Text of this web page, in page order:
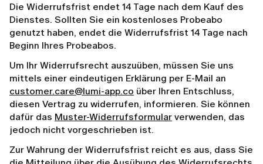
Die Widerrufsfrist endet 14 Tage nach dem Kauf des
Dienstes. Sollten Sie ein kostenloses Probeabo
genutzt haben, endet die Widerrufsfrist 14 Tage nach
Beginn Ihres Probeabos.
Um Ihr Widerrufsrecht auszuüben, müssen Sie uns
mittels einer eindeutigen Erklärung per E-Mail an
customer.care@lumi-app.co über Ihren Entschluss,
diesen Vertrag zu widerrufen, informieren. Sie können
dafür das Muster-Widerrufsformular verwenden, das
jedoch nicht vorgeschrieben ist.
Zur Wahrung der Widerrufsfrist reicht es aus, dass Sie